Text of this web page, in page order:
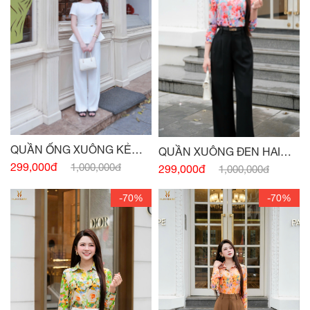
QUẦN ỐNG XUÔNG KẺ
TRẮNG
299,000đ 1,000,000đ
QUẦN XUÔNG ĐEN HAI
TÚI SƯỜN
299,000đ 1,000,000đ
-70% -70%